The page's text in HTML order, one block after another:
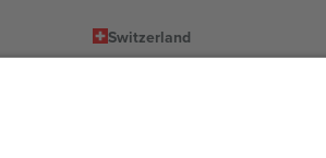
Switzerland